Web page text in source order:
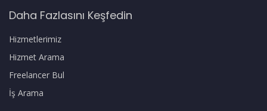
Daha Fazlasını Keşfedin
Hizmetlerimiz
Hizmet Arama
Freelancer Bul
İş Arama